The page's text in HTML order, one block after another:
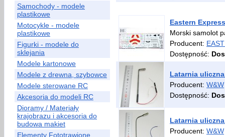
Samochody - modele
plastikowe
Motocykle - modele
plastikowe
Figurki - modele do
sklejania
Modele kartonowe
Modele z drewna, szybowce
Modele sterowane RC
Akcesoria do modeli RC
Dioramy / Materiały
krajobrazu i akcesoria do
budowa makiet
Elementy Fototrawione
Eastern
Morski samolot
Producent:
Dostępność:
Latarnia
Producent: W&W
Dostępność:
Latarnia
Producent: W&W